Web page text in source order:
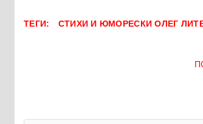
ТЕГИ: СТИХИ И ЮМОРЕСКИ ОЛЕГ